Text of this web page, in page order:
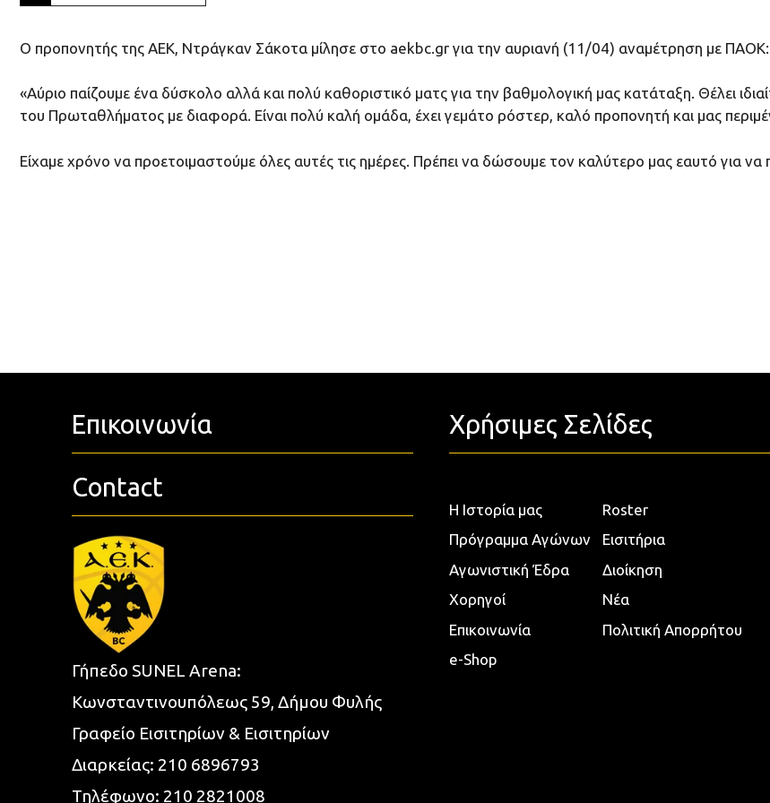
O προπονητής της ΑΕΚ, Ντράγκαν Σάκοτα μίλησε στο aekbc.gr για την αυριανή (11/04) αναμέτρηση με ΠΑΟΚ:
«Αύριο παίζουμε ένα δύσκολο αλλά και πολύ καθοριστικό ματς για την βαθμολογική μας κατάταξη. Θέλει
του Πρωταθλήματος με διαφορά. Είναι πολύ καλή ομάδα, έχει γεμάτο ρόστερ, καλό προπονητή και μας
Είχαμε χρόνο να προετοιμαστούμε όλες αυτές τις ημέρες. Πρέπει να δώσουμε τον καλύτερο μας εαυτό για να
Επικοινωνία
Contact
Γήπεδο SUNEL Arena:
Κωνσταντινουπόλεως 59, Δήμου Φυλής
Γραφείο Εισιτηρίων & Εισιτηρίων
Διαρκείας: 210 6896793
Τηλέφωνο: 210 2821008
Χρήσιμες Σελίδες
Η Ιστορία μας
Roster
Πρόγραμμα Αγώνων
Εισιτήρια
Αγωνιστική Έδρα
Διοίκηση
Χορηγοί
Νέα
Επικοινωνία
Πολιτική Απορρήτου
e-Shop